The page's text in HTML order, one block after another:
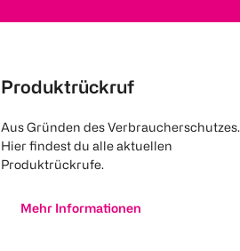
Produktrückruf
Aus Gründen des Verbraucherschutzes.
Hier findest du alle aktuellen
Produktrückrufe.
Mehr Informationen